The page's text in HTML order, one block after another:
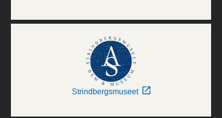
Strindbergsmuseet